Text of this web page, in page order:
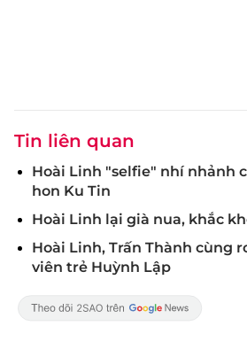
Tin liên quan
Hoài Linh "selfie" nhí nhảnh
hon Ku Tin
Hoài Linh lại già nua, khắc
Hoài Linh, Trấn Thành cùng
viên trẻ Huỳnh Lập